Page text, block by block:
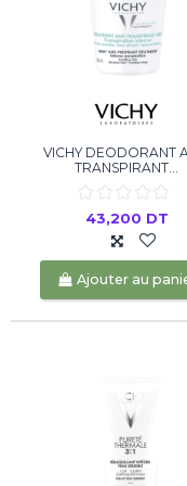
VICHY DEODORANT
TRANSPIRANT...
43,200 DT
Ajouter au